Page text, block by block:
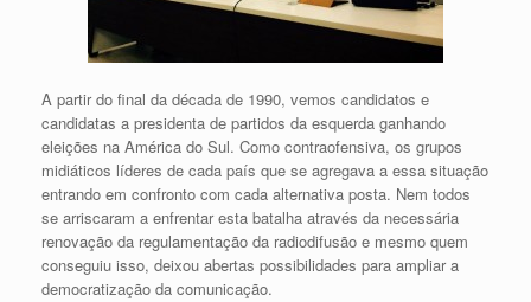
A partir do final da década de 1990, vemos candidatos e
candidatas a presidenta de partidos da esquerda ganhando
eleições na América do Sul. Como contraofensiva, os grupos
midiáticos líderes de cada país que se agregava a essa situação
entrando em confronto com cada alternativa posta. Nem todos
se arriscaram a enfrentar esta batalha através da necessária
renovação da regulamentação da radiodifusão e mesmo quem
conseguiu isso, deixou abertas possibilidades para ampliar a
democratização da comunicação.